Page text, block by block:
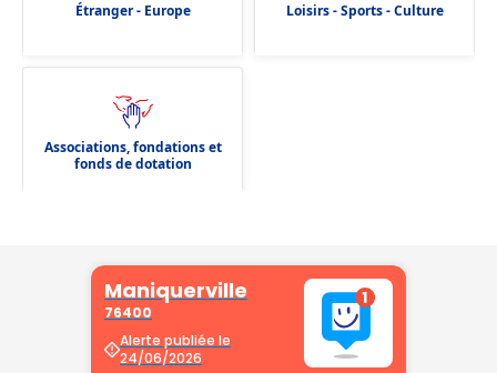
Étranger - Europe Loisirs - Sports - Culture
Associations, fondations et
fonds de dotation